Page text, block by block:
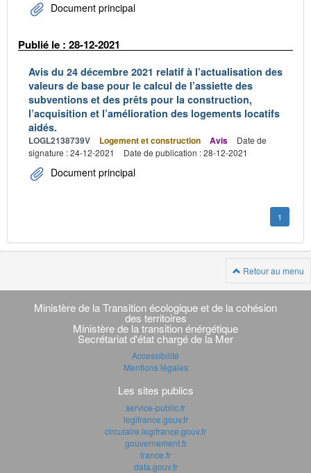
Document principal
Publié le : 28-12-2021
Avis du 24 décembre 2021 relatif à l’actualisation des
valeurs de base pour le calcul de l’assiette des
subventions et des prêts pour la construction,
l’acquisition et l’amélioration des logements locatifs
aidés.
LOGL2138739V Logement et construction Avis
Date de
signature : 24-12-2021
Date de publication : 28-12-2021
Document principal
1
Retour au menu
Navigation
transverse
Ministère de la Transition écologique et de la cohésion
des territoires
Ministère de la transition énérgétique
Secrétariat d'état chargé de la Mer
Accessibilité
Mentions légales
Les sites publics
service-public.fr
legifrance.gouv.fr
circulaire.legifrance.gouv.fr
gouvernement.fr
france.fr
data.gouv.fr